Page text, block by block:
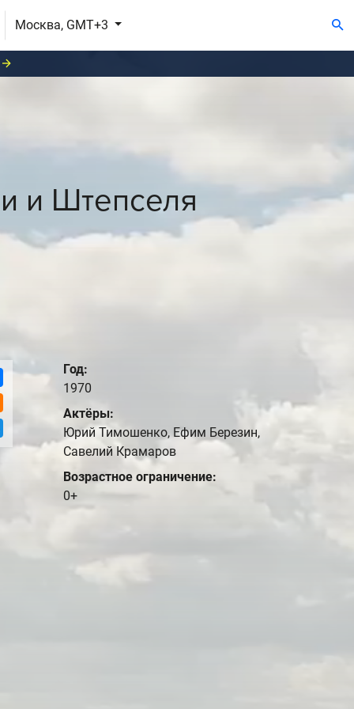
Москва, GMT+3
и Штепселя
Год:
1970
Актёры:
Юрий Тимошенко, Ефим Березин,
Савелий Крамаров
Возрастное ограничение:
0+